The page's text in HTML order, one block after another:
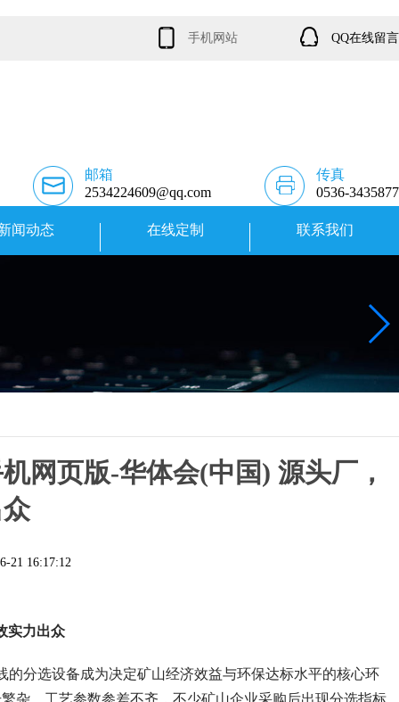
手机网站 QQ在线留言
邮箱
2534224609@qq.com
传真
0536-3435877
闻动态 在线定制 联系我们
网页版-华体会(中国) 源头厂，
21 16:17:12
实力出众
分选设备成为决定矿山经济效益与环保达标水平的核心环
杂、工艺参数参差不齐，不少矿山企业采购后出现分选指标